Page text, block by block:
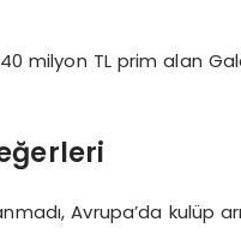
milyon TL prim alan
Avrupa’da kulüp